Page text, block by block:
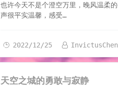
也许今天不是个澄空万里，晚风温柔
声很平实温馨，感受…
2022/12/25 InvictusChen
2022/10/30
天空之城的勇敢与寂静